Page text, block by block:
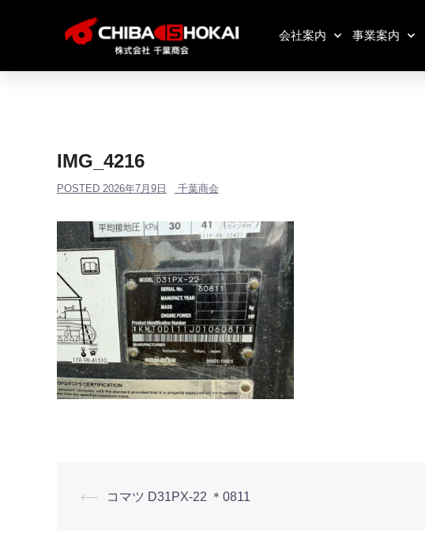
会社案内 事業案内
IMG_4216
POSTED 2026年7月9日 千葉商会
⟵ コマツ D31PX-22 ＊0811